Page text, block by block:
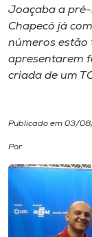
I.nova
Cultura
CPA
Biblioteca
Joaçaba a pré-
Chapecó já
números estão
apresentarem
criada de um
Publicado em 03/
Por